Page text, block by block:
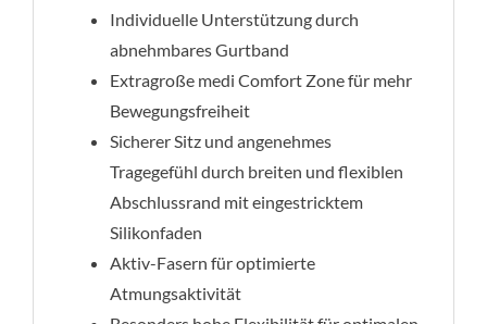
Individuelle Unterstützung durch
abnehmbares Gurtband
Extragroße medi Comfort Zone für mehr
Bewegungsfreiheit
Sicherer Sitz und angenehmes
Tragegefühl durch breiten und flexiblen
Abschlussrand mit eingestricktem
Silikonfaden
Aktiv-Fasern für optimierte
Atmungsaktivität